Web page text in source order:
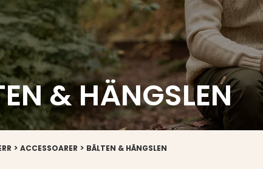
& HÄNGSLEN
> ACCESSOARER > BÄLTEN & HÄNGSLEN